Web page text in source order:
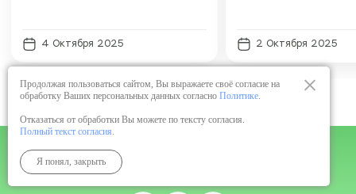
4 Октября 2025 2 Октября 2025
Подписывайтесь на нас
Будьте в курсе новостей
Продолжая пользоваться сайтом, Вы выражаете своё согласие на
обработку Ваших персональных данных согласно Политике.
Отказаться от обработки Вы можете по тексту согласия.
Полный текст согласия.
Я понял, закрыть